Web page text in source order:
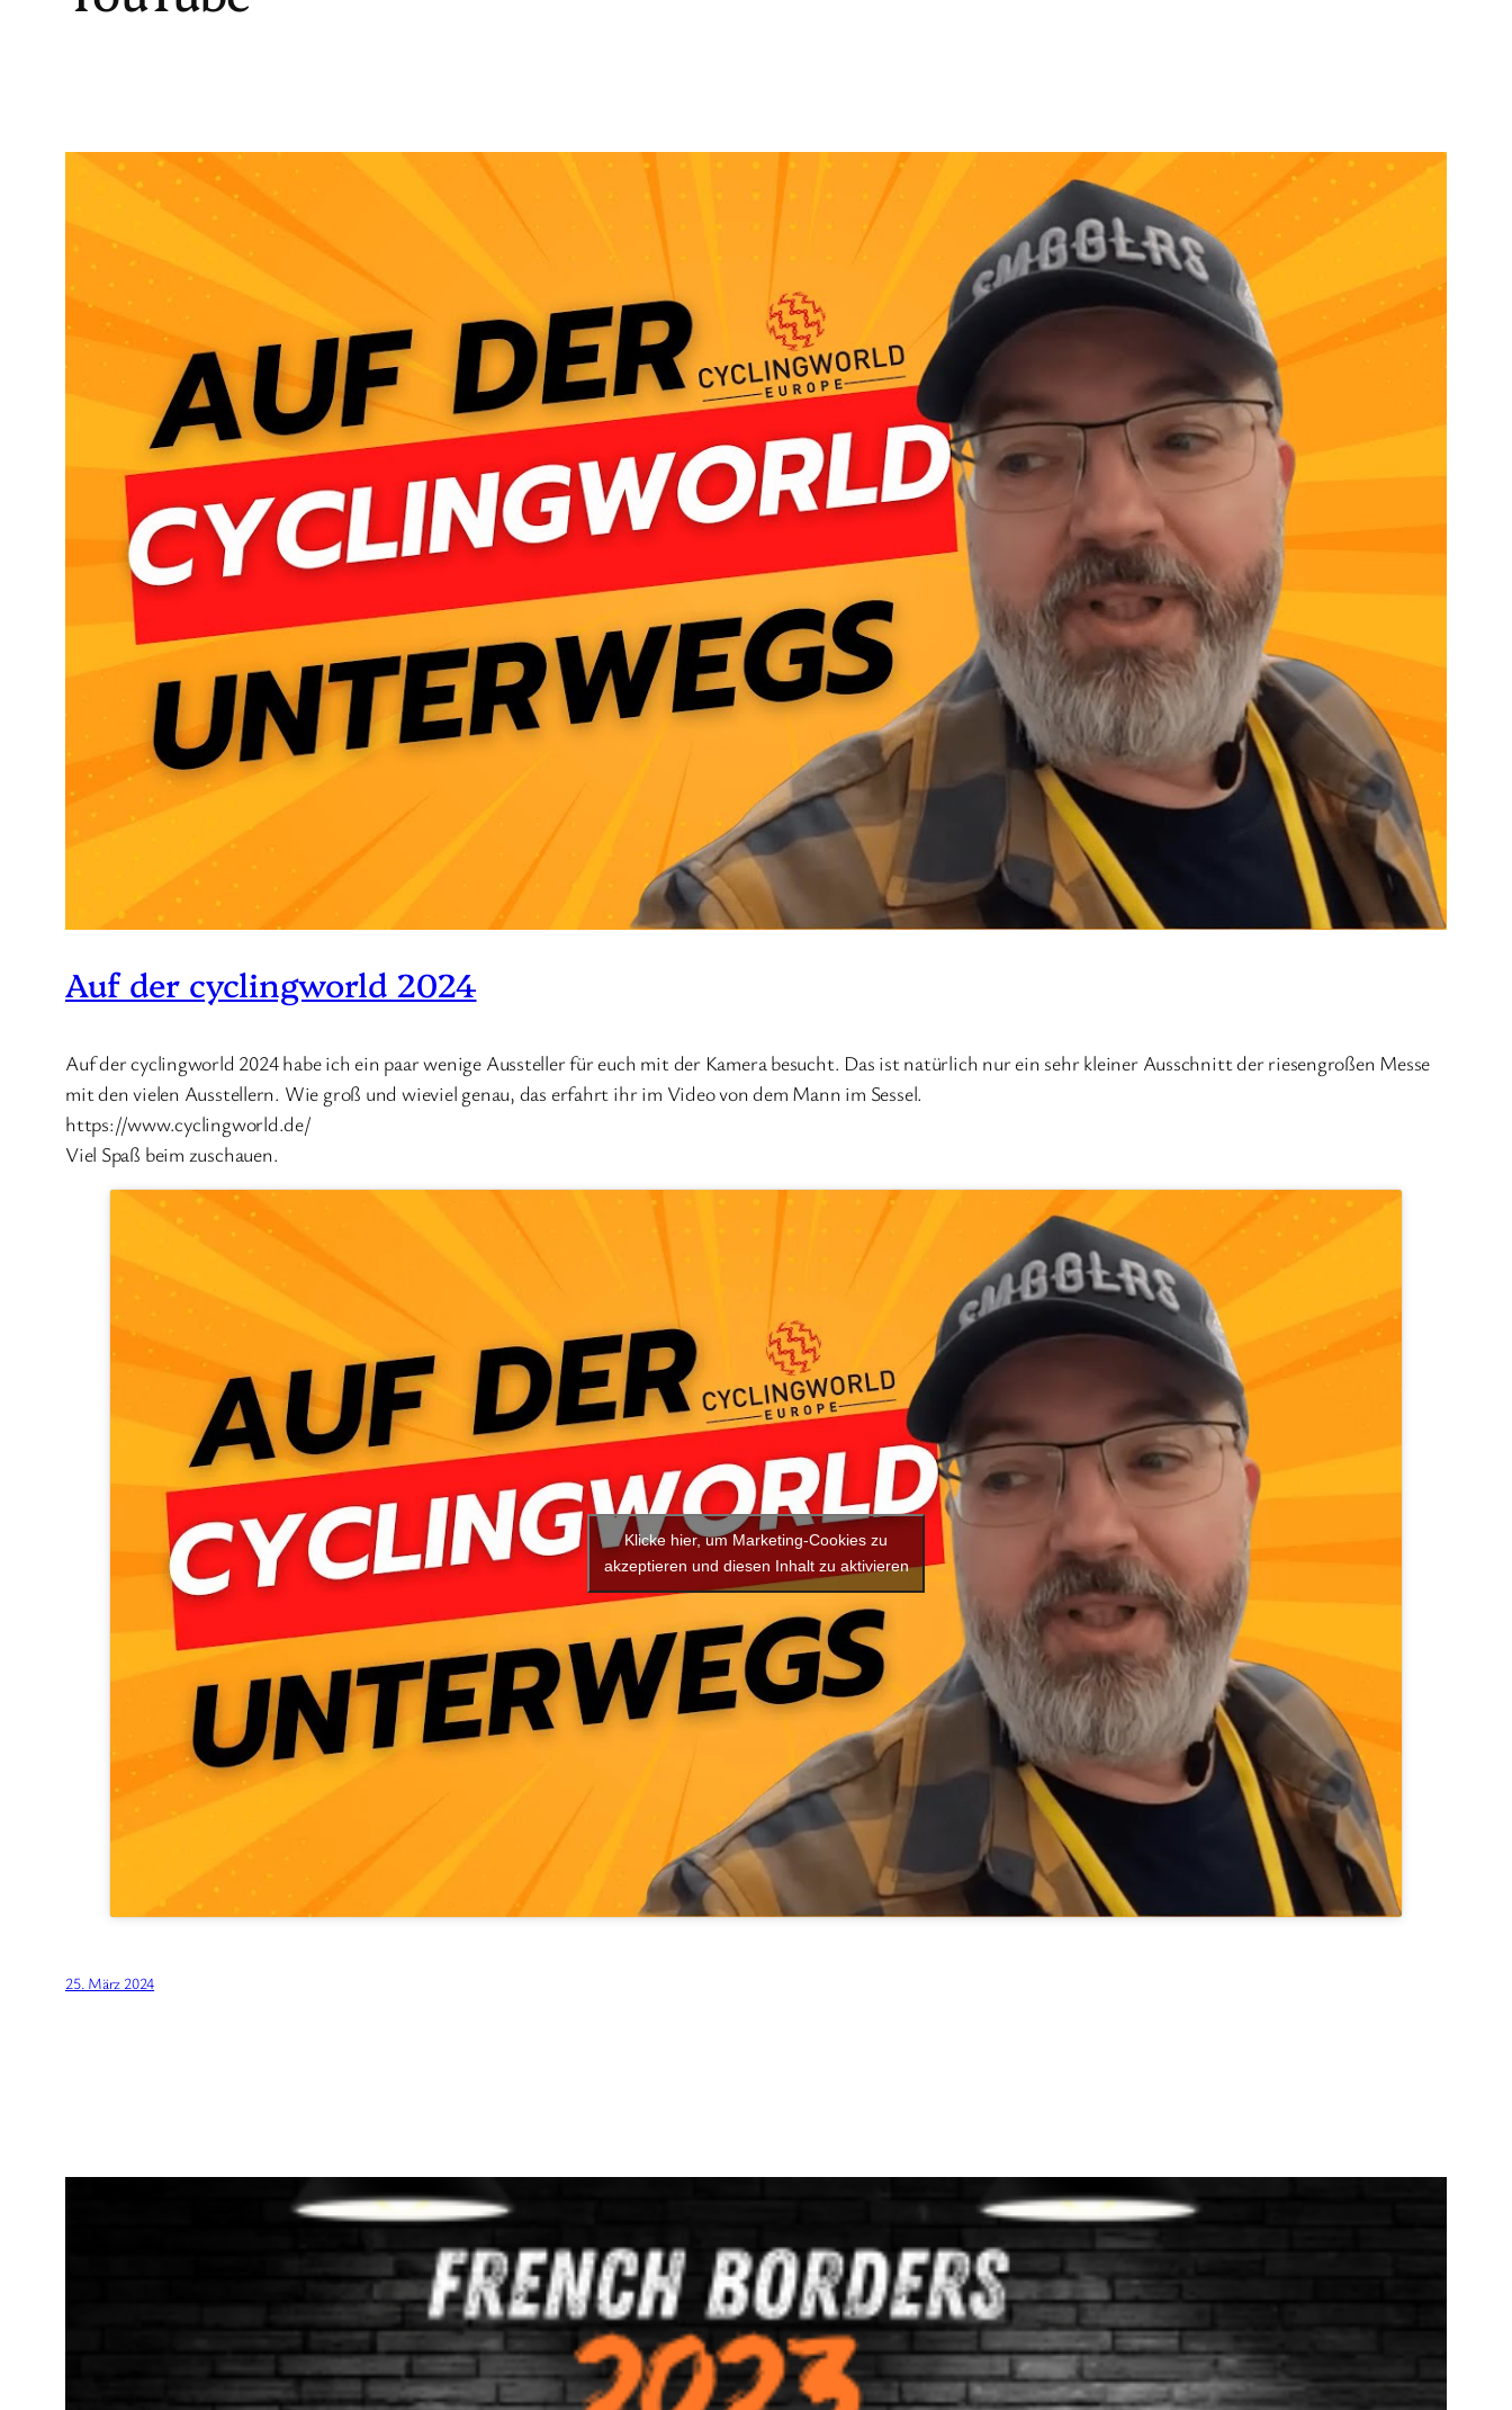
Auf der cyclingworld 2024
Auf der cyclingworld 2024 habe ich ein paar wenige Aussteller für euch mit der Kamera besucht. Das ist natürlich nur ein sehr kleiner Ausschnitt der riesengroßen Messe
mit den vielen Ausstellern. Wie groß und wieviel genau, das erfahrt ihr im Video von dem Mann im Sessel.
https://www.cyclingworld.de/
Viel Spaß beim zuschauen.
Klicke hier, um Marketing-Cookies zu
akzeptieren und diesen Inhalt zu aktivieren
25. März 2024